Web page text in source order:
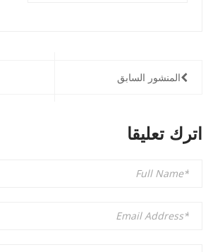
المنشور السابق
اترك تعليقا